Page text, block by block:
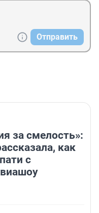
Отправить
за смелость»:
как
с